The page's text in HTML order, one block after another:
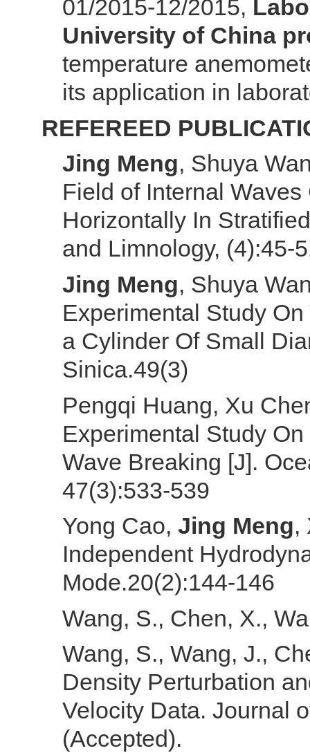
01/2015-12/2015,
University of China
temperature
its application in
REFEREED
Jing Meng, Shuya
Field of Internal
Horizontally In
and Limnology, (4):45-
Jing Meng, Shuya
Experimental Study
a Cylinder Of Small
Sinica.49(3)
Pengqi Huang, Xu
Experimental Study
Wave Breaking [J].
47(3):533-539
Yong Cao, Jing Meng,
Independent
Mode.20(2):144-146
Wang, S., Chen, X.,
Wang, S., Wang, J.,
Density Perturbation
Velocity Data. Journal
(Accepted).